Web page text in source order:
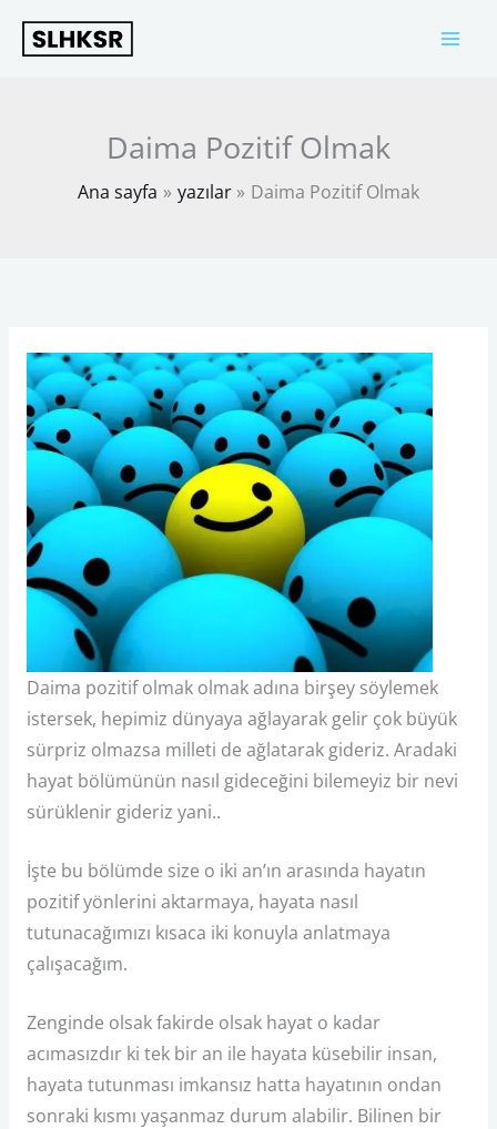
Daima Pozitif Olmak
Ana sayfa yazılar Daima Pozitif Olmak
Daima pozitif olmak olmak adına birşey söylemek
istersek, hepimiz dünyaya ağlayarak gelir çok büyük
sürpriz olmazsa milleti de ağlatarak gideriz. Aradaki
hayat bölümünün nasıl gideceğini bilemeyiz bir nevi
sürüklenir gideriz yani..
İşte bu bölümde size o iki an’ın arasında hayatın
pozitif yönlerini aktarmaya, hayata nasıl
tutunacağımızı kısaca iki konuyla anlatmaya
çalışacağım.
Zenginde olsak fakirde olsak hayat o kadar
acımasızdır ki tek bir an ile hayata küsebilir insan,
hayata tutunması imkansız hatta hayatının ondan
sonraki kısmı yaşanmaz durum alabilir. Bilinen bir